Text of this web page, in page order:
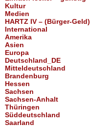
Kultur
Medien
HARTZ IV – (Bürger-Geld)
International
Amerika
Asien
Europa
Deutschland_DE
Mitteldeutschland
Brandenburg
Hessen
Sachsen
Sachsen-Anhalt
Thüringen
Süddeutschland
Saarland